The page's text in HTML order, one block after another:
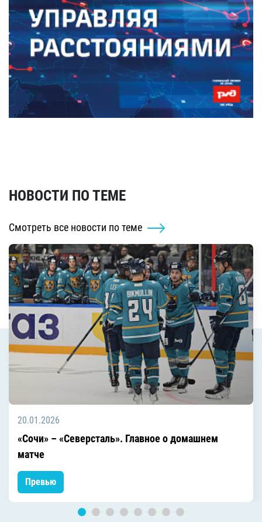
НОВОСТИ ПО ТЕМЕ
Смотреть все новости по теме
20.01.2026
«Сочи» – «Северсталь». Главное о домашнем
матче
Превью